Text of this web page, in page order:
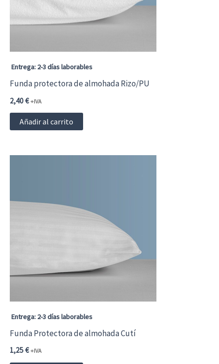
Entrega: 2-3 días laborables
Funda protectora de almohada Rizo/PU
2,40€ +IVA
Añadir al carrito
Entrega: 2-3 días laborables
Funda Protectora de almohada Cutí
1,25€ +IVA